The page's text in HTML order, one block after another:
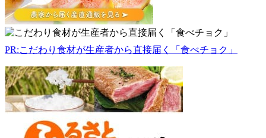
合
309-
1107
茨
城
県
筑
西
市
門
PR:こだわり食材が生産者から直接届く「食べチョク」